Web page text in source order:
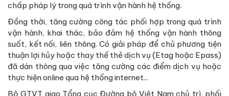
chấp pháp lý trong quá trình vận hành hệ thống.
Đồng thời, tăng cường công tác phối hợp trong quá trình
vận hành, khai thác, bảo đảm hệ thống vận hành thông
suốt, kết nối, liên thông. Có giải pháp để chủ phương tiện
thuận lợi hủy hoặc thay thế thẻ dịch vụ (Etag hoặc Epass)
đã dán thông qua việc tăng cường các điểm dịch vụ hoặc
thực hiện online qua hệ thống internet...
Bộ GTVT giao Tổng cục Đường bộ Việt Nam chủ trì, phối